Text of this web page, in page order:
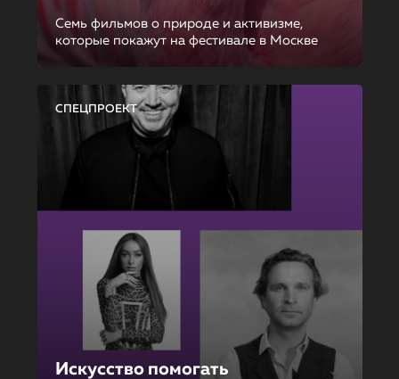
Семь фильмов о природе и активизме,
которые покажут на фестивале в Москве
СПЕЦПРОЕКТ
Искусство помогать